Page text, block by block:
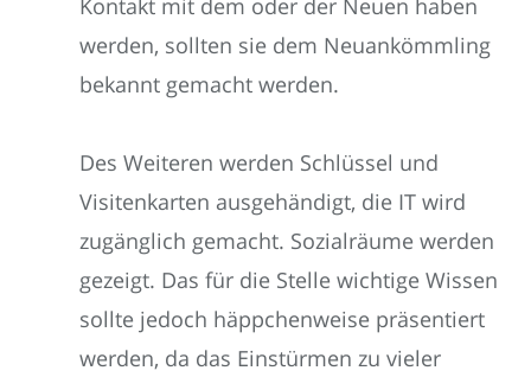
werden, sollten sie dem Neuankömmling
bekannt gemacht werden.
Des Weiteren werden Schlüssel und
Visitenkarten ausgehändigt, die IT wird
zugänglich gemacht. Sozialräume werden
gezeigt. Das für die Stelle wichtige Wissen
sollte jedoch häppchenweise präsentiert
werden, da das Einstürmen zu vieler